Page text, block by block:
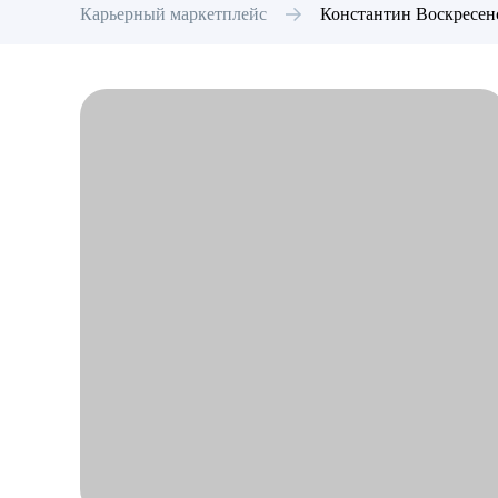
Карьерный маркетплейс Константин